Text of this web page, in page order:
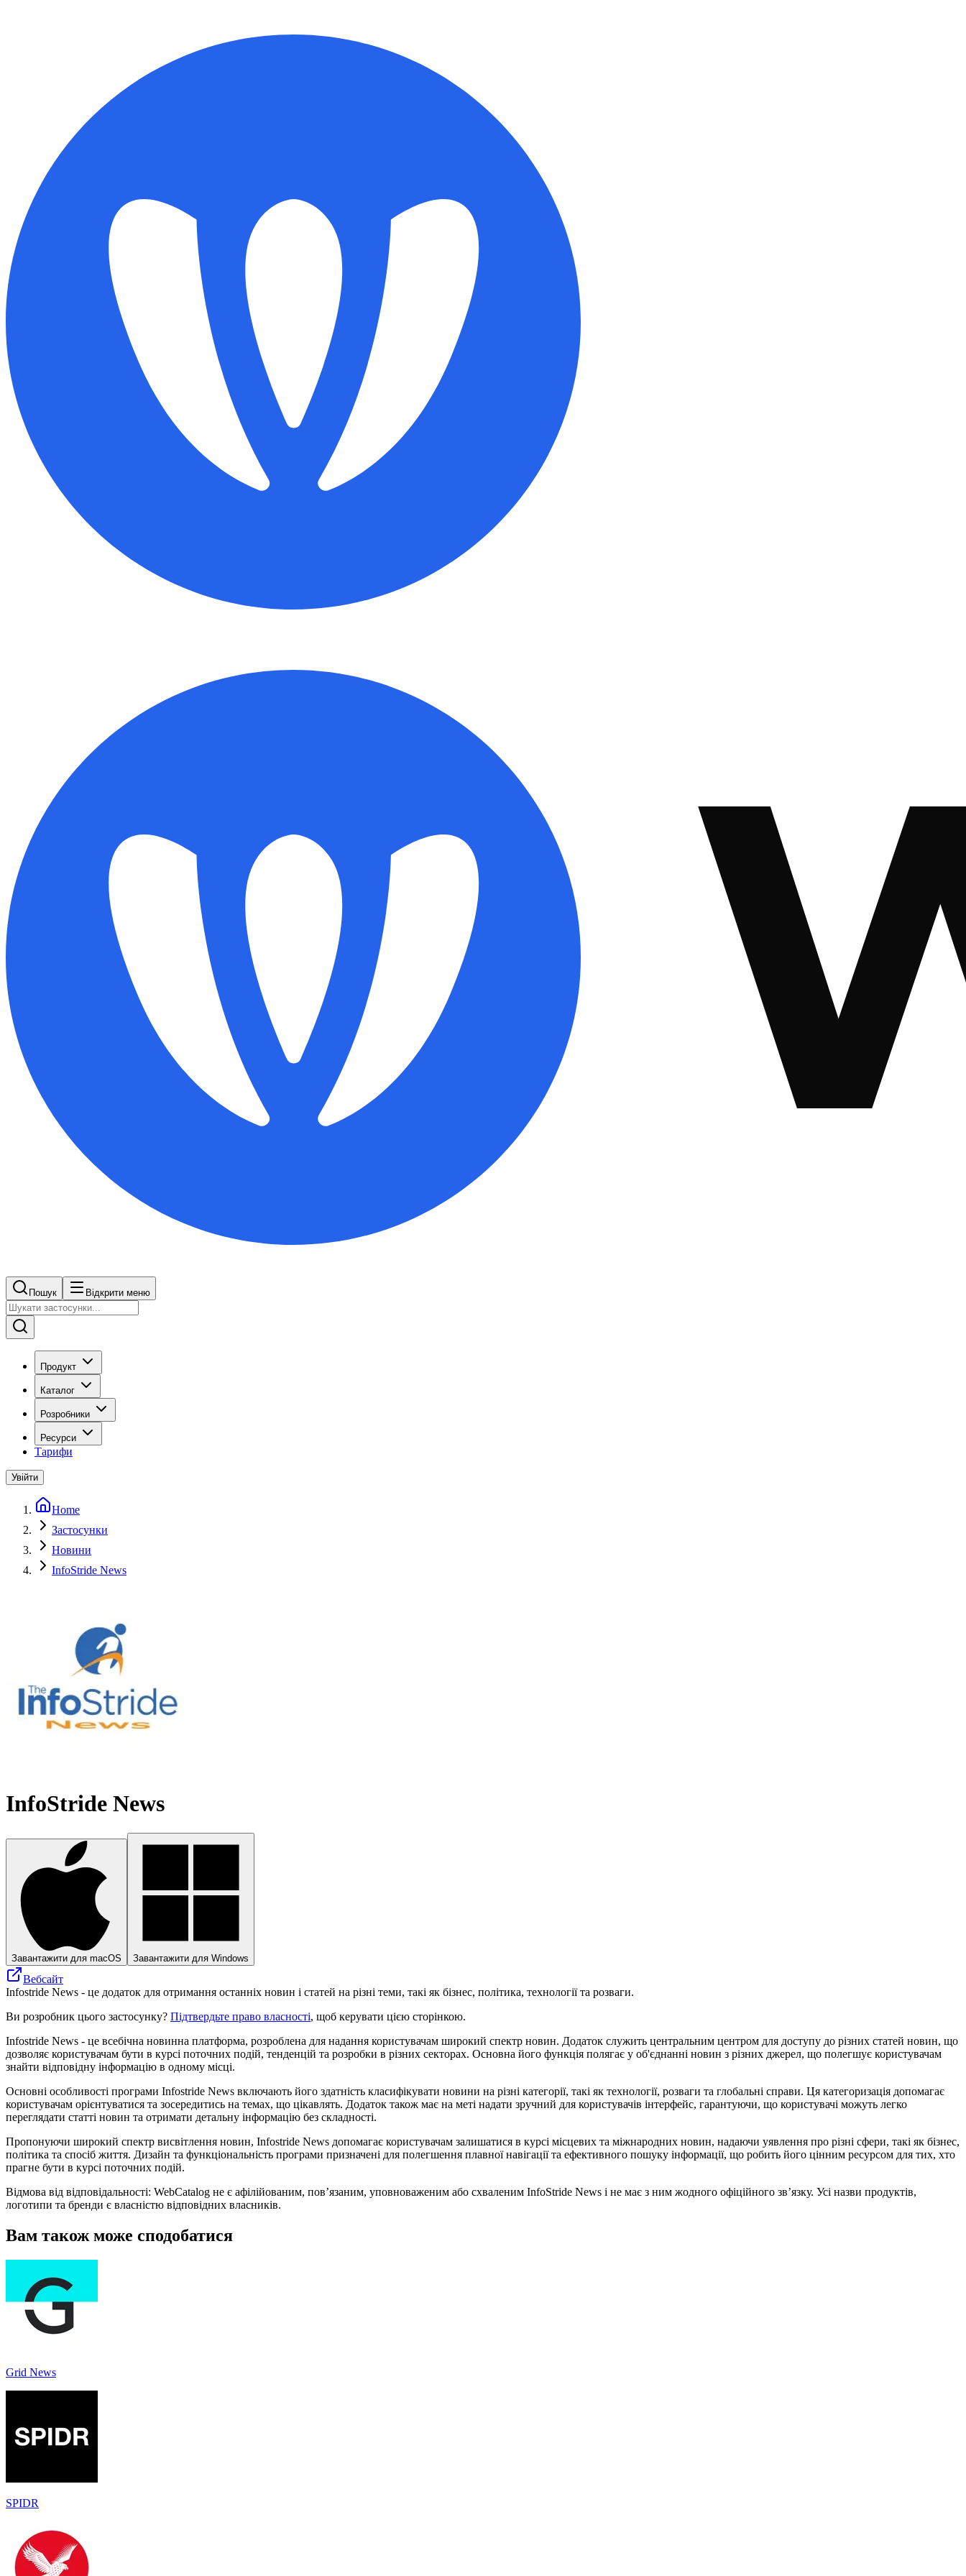
Пошук Відкрити меню
Продукт
Каталог
Розробники
Ресурси
Тарифи
Увійти
Home
Застосунки
Новини
InfoStride News
InfoStride News
Завантажити для macOS Завантажити для Windows
Вебсайт
Infostride News - це додаток для отримання останніх новин і статей на різні теми, такі як бізнес, політика, технології та розваги.
Ви розробник цього застосунку? Підтвердьте право власності, щоб керувати цією сторінкою.
Infostride News - це всебічна новинна платформа, розроблена для надання користувачам широкий спектр новин. Додаток служить центральним центром для доступу до різних статей новин, що
дозволяє користувачам бути в курсі поточних подій, тенденцій та розробки в різних секторах. Основна його функція полягає у об'єднанні новин з різних джерел, що полегшує користувачам
знайти відповідну інформацію в одному місці.
Основні особливості програми Infostride News включають його здатність класифікувати новини на різні категорії, такі як технології, розваги та глобальні справи. Ця категоризація допомагає
користувачам орієнтуватися та зосередитись на темах, що цікавлять. Додаток також має на меті надати зручний для користувачів інтерфейс, гарантуючи, що користувачі можуть легко
переглядати статті новин та отримати детальну інформацію без складності.
Пропонуючи широкий спектр висвітлення новин, Infostride News допомагає користувачам залишатися в курсі місцевих та міжнародних новин, надаючи уявлення про різні сфери, такі як бізнес,
політика та спосіб життя. Дизайн та функціональність програми призначені для полегшення плавної навігації та ефективного пошуку інформації, що робить його цінним ресурсом для тих, хто
прагне бути в курсі поточних подій.
Відмова від відповідальності: WebCatalog не є афілійованим, пов’язаним, уповноваженим або схваленим InfoStride News і не має з ним жодного офіційного зв’язку. Усі назви продуктів,
логотипи та бренди є власністю відповідних власників.
Вам також може сподобатися
Grid News
SPIDR